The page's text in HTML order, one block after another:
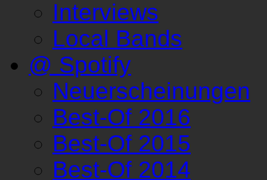
Interviews
Local Bands
@ Spotify
Neuerscheinungen
Best-Of 2016
Best-Of 2015
Best-Of 2014